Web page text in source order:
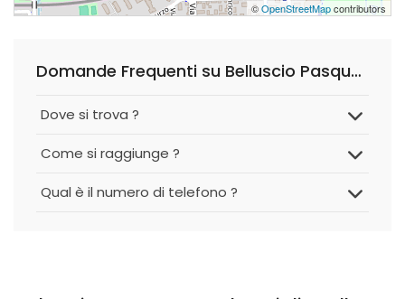
©OpenStreetMapcontributors
Domande Frequenti su Belluscio Pasqualino
Dove si trova ?
Come si raggiunge ?
Qual è il numero di telefono ?